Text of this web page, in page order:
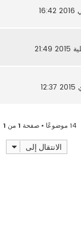
14 موضوعًا • صفحة 1 من 1
الانتقال إلى